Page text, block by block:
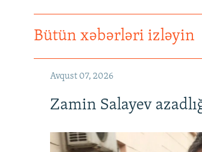
Bütün xəbərləri izləyin
Avqust 07, 2026
Zamin Salayev